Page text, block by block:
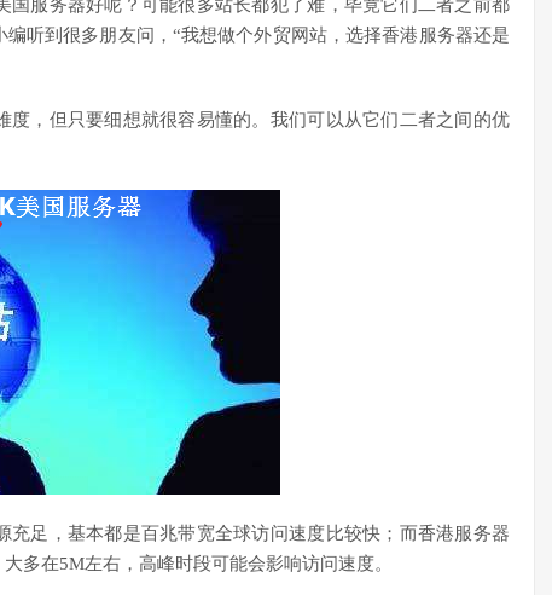
服务器好呢？可能很多站长都犯了难，毕竟它们二者之前都
听到很多朋友问，“我想做个外贸网站，选择香港服务器还是
，但只要细想就很容易懂的。我们可以从它们二者之间的优
足，基本都是百兆带宽全球访问速度比较快；而香港服务器
多在5M左右，高峰时段可能会影响访问速度。